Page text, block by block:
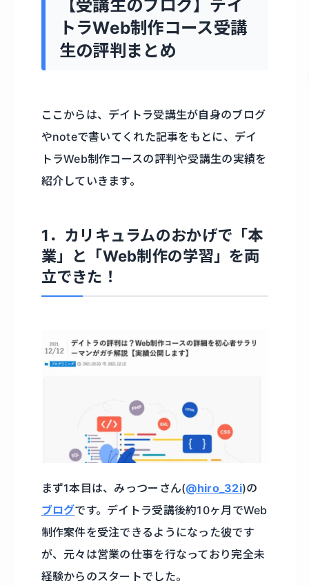
【受講生のブログ】デイ
トラWeb制作コース受講
生の評判まとめ
ここからは、デイトラ受講生が自身のブログ
やnoteで書いてくれた記事をもとに、デイ
トラWeb制作コースの評判や受講生の実績を
紹介していきます。
1．カリキュラムのおかげで「本
業」と「Web制作の学習」を両
立できた！
まず1本目は、みっつーさん(@hiro_32i)の
ブログです。デイトラ受講後約10ヶ月でWeb
制作案件を受注できるようになった彼です
が、元々は営業の仕事を行なっており完全未
経験からのスタートでした。